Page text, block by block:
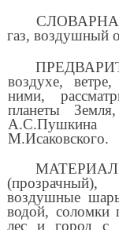
газ, воздушный
воздухе,
ними,
планеты
А.С.Пушкина
М.Исаковского.
воздушные
водой, соломки
лес и город с